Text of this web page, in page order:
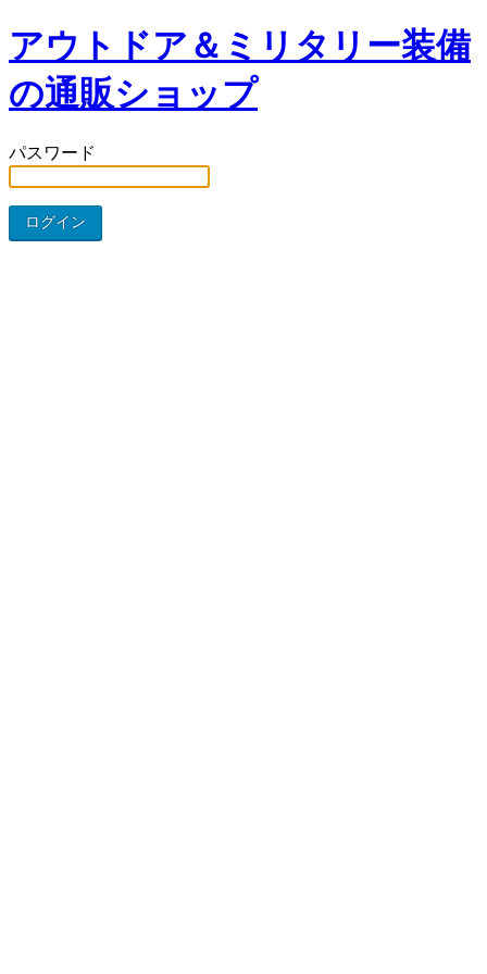
アウトドア＆ミリタリー装備
の通販ショップ
パスワード